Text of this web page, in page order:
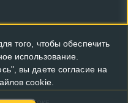
того, чтобы обеспечить
использование.
вы даете согласие на
cookie.